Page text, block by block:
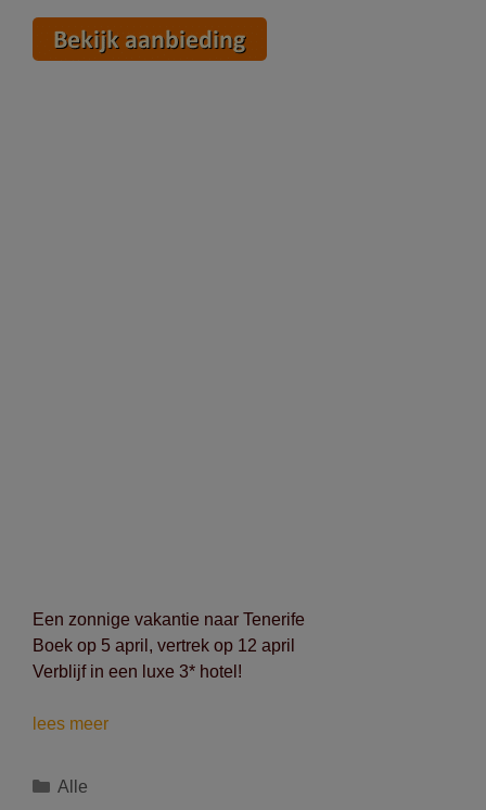
Een zonnige vakantie naar Tenerife
Boek op 5 april, vertrek op 12 april
Verblijf in een luxe 3* hotel!
lees meerVertrek
Categorieën
Alle